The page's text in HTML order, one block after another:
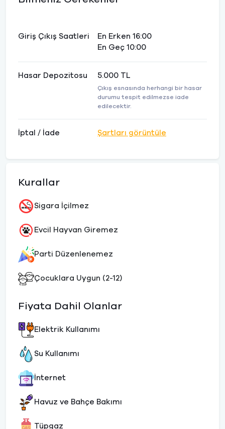
Giriş Çıkış Saatleri
En Erken 16:00
En Geç 10:00
Hasar Depozitosu 5.000 TL
Çıkış esnasında herhangi bir hasar
durumu tespit edilmezse iade
edilecektir.
İptal / İade Şartları görüntüle
Kurallar
Sigara İçilmez
Evcil Hayvan Giremez
Parti Düzenlenemez
Çocuklara Uygun (2-12)
Fiyata Dahil Olanlar
Elektrik Kullanımı
Su Kullanımı
İnternet
Havuz ve Bahçe Bakımı
Tüpgaz